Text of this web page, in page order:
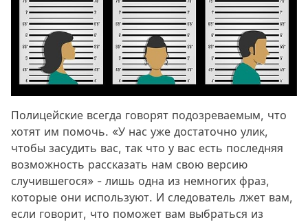
Полицейские всегда говорят подозреваемым, что
хотят им помочь. «У нас уже достаточно улик,
чтобы засудить вас, так что у вас есть последняя
возможность рассказать нам свою версию
случившегося» - лишь одна из немногих фраз,
которые они используют. И следователь лжет вам,
если говорит, что поможет вам выбраться из